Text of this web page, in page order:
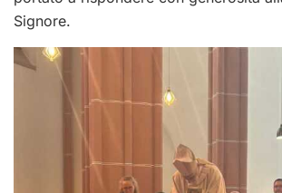
Signore.